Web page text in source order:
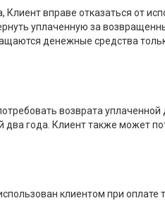
вправе отказаться от
уплаченную за
денежные средства
возврата
два года. Клиент также может
клиентом при оплате